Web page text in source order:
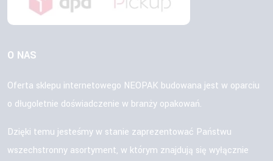
O NAS
Oferta sklepu internetowego NEOPAK budowana jest w oparciu
o długoletnie doświadczenie w branży opakowań.
Dzięki temu jesteśmy w stanie zaprezentować Państwu
wszechstronny asortyment, w którym znajdują się wyłącznie